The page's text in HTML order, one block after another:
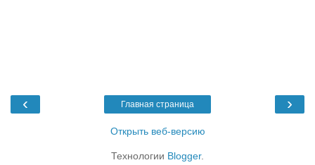
‹ ›
Главная страница
Открыть веб-версию
Технологии Blogger.